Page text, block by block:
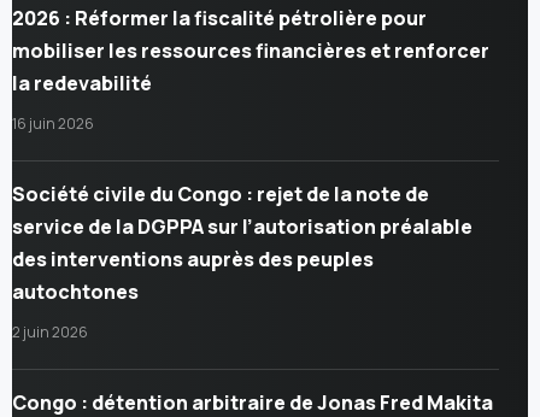
2026 : Réformer la fiscalité pétrolière pour
mobiliser les ressources financières et renforcer
la redevabilité
16 juin 2026
Société civile du Congo : rejet de la note de
service de la DGPPA sur l’autorisation préalable
des interventions auprès des peuples
autochtones
2 juin 2026
Congo : détention arbitraire de Jonas Fred Makita